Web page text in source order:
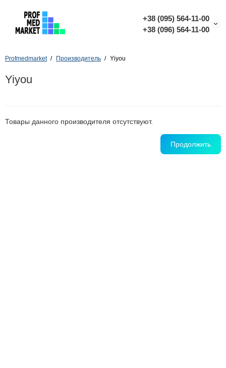
+38 (095) 564-11-00
+38 (096) 564-11-00
Profmedmarket Производитель Yiyou
Yiyou
Товары данного производителя отсутствуют.
Продолжить